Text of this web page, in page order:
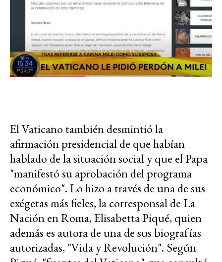
El Vaticano también desmintió la
afirmación presidencial de que habían
hablado de la situación social y que el Papa
"manifestó su aprobación del programa
económico". Lo hizo a través de una de sus
exégetas más fieles, la corresponsal de La
Nación en Roma, Elisabetta Piqué, quien
además es autora de una de sus biografías
autorizadas, "Vida y Revolución". Según